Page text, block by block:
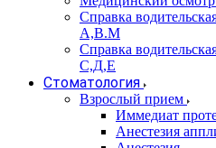
Справка
А,В.М
Справка
С,Д,Е
Стоматология
Взрослый прием
Иммедиат
Анестезия